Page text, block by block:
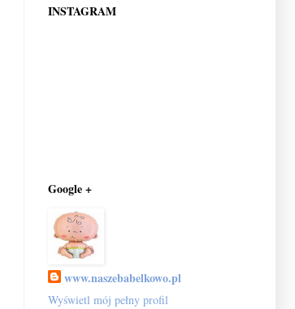
INSTAGRAM
Google +
www.naszebabelkowo.pl
Wyświetl mój pełny profil